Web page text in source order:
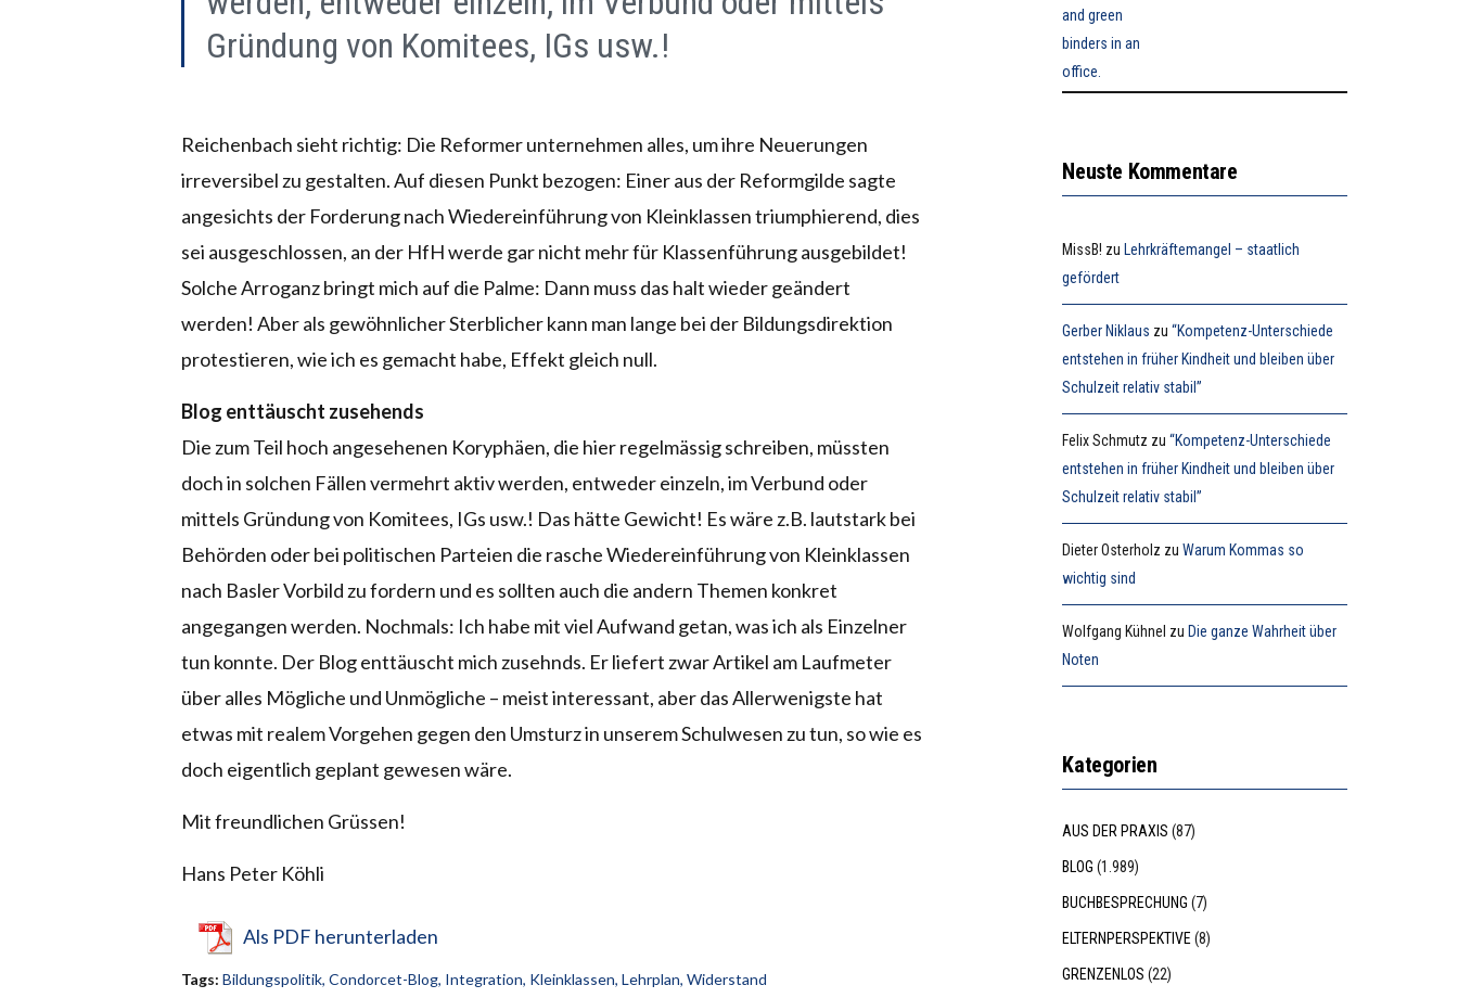
Gründung von Komitees, IGs usw.!
Reichenbach sieht richtig: Die Reformer unternehmen alles, um ihre Neuerungen
irreversibel zu gestalten. Auf diesen Punkt bezogen: Einer aus der Reformgilde sagte
angesichts der Forderung nach Wiedereinführung von Kleinklassen triumphierend, dies
sei ausgeschlossen, an der HfH werde gar nicht mehr für Klassenführung ausgebildet!
Solche Arroganz bringt mich auf die Palme: Dann muss das halt wieder geändert
werden! Aber als gewöhnlicher Sterblicher kann man lange bei der Bildungsdirektion
protestieren, wie ich es gemacht habe, Effekt gleich null.
Blog enttäuscht zusehends
Die zum Teil hoch angesehenen Koryphäen, die hier regelmässig schreiben, müssten
doch in solchen Fällen vermehrt aktiv werden, entweder einzeln, im Verbund oder
mittels Gründung von Komitees, IGs usw.! Das hätte Gewicht! Es wäre z.B. lautstark bei
Behörden oder bei politischen Parteien die rasche Wiedereinführung von Kleinklassen
nach Basler Vorbild zu fordern und es sollten auch die andern Themen konkret
angegangen werden. Nochmals: Ich habe mit viel Aufwand getan, was ich als Einzelner
tun konnte. Der Blog enttäuscht mich zusehnds. Er liefert zwar Artikel am Laufmeter
über alles Mögliche und Unmögliche – meist interessant, aber das Allerwenigste hat
etwas mit realem Vorgehen gegen den Umsturz in unserem Schulwesen zu tun, so wie es
doch eigentlich geplant gewesen wäre.
Mit freundlichen Grüssen!
Hans Peter Köhli
Als PDF herunterladen
Tags: Bildungspolitik, Condorcet-Blog, Integration, Kleinklassen, Lehrplan, Widerstand
Neuste Kommentare
MissB! zu Lehrkräftemangel – staatlich
gefördert
Gerber Niklaus zu“Kompetenz-Unterschiede
entstehen in früher Kindheit und bleiben über
Schulzeit relativ stabil”
Felix Schmutz zu“Kompetenz-Unterschiede
entstehen in früher Kindheit und bleiben über
Schulzeit relativ stabil”
Dieter Osterholz zuWarum Kommas so
wichtig sind
Wolfgang Kühnel zu Die ganze Wahrheit über
Noten
Kategorien
AUS DER PRAXIS (87)
BLOG (1.989)
BUCHBESPRECHUNG (7)
ELTERNPERSPEKTIVE(8)
GRENZENLOS (22)